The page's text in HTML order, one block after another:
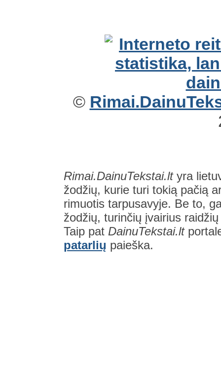
©
Rimai.DainuTekstai.ltyra
žodžių, kurie turi tokią pačią
rimuotis tarpusavyje. Be to,
žodžių, turinčių įvairius
Taip pat DainuTekstai.lt
patarlių paieška.